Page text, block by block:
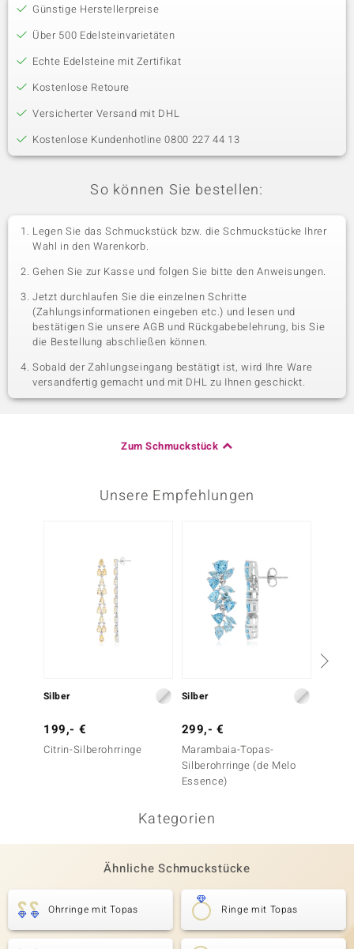
Günstige Herstellerpreise
Über 500 Edelsteinvarietäten
Echte Edelsteine mit Zertifikat
Kostenlose Retoure
Versicherter Versand mit DHL
Kostenlose Kundenhotline 0800 227 44 13
So können Sie bestellen:
Legen Sie das Schmuckstück bzw. die Schmuckstücke Ihrer
Wahl in den Warenkorb.
Gehen Sie zur Kasse und folgen Sie bitte den Anweisungen.
Jetzt durchlaufen Sie die einzelnen Schritte
(Zahlungsinformationen eingeben etc.) und lesen und
bestätigen Sie unsere AGB und Rückgabebelehrung, bis Sie
die Bestellung abschließen können.
Sobald der Zahlungseingang bestätigt ist, wird Ihre Ware
versandfertig gemacht und mit DHL zu Ihnen geschickt.
Zum Schmuckstück
Unsere Empfehlungen
Silber
199,- €
Citrin-Silberohrringe
Silber
299,- €
Marambaia-Topas-
Silberohrringe (de Melo
Essence)
Kategorien
Ähnliche Schmuckstücke
Ohrringe mit Topas Ringe mit Topas